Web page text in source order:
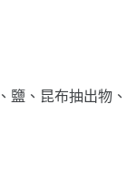
鹽、昆布抽出物、